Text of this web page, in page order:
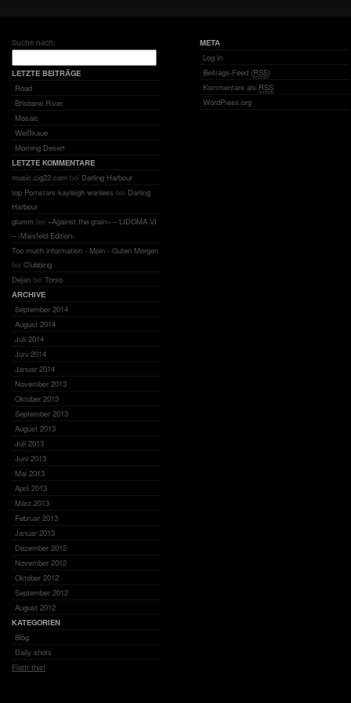
Suche nach:
LETZTE BEITRÄGE
Road
Brisbane River
Mosaic
Weißkaue
Morning Desert
LETZTE KOMMENTARE
music.cig22.com bei Darling Harbour
top Pornstars kayleigh wanless bei Darling
Harbour
glumm bei «Against the grain» – LIDOMA VI
– ‹Maisfeld Edition›
Too much information - Moin - Guten Morgen
bei Clubbing
Dejan bei Torso
ARCHIVE
September 2014
August 2014
Juli 2014
Juni 2014
Januar 2014
November 2013
Oktober 2013
September 2013
August 2013
Juli 2013
Juni 2013
Mai 2013
April 2013
März 2013
Februar 2013
Januar 2013
Dezember 2012
November 2012
Oktober 2012
September 2012
August 2012
KATEGORIEN
Blog
Daily shots
Flattr this!
META
Log in
Beitrags-Feed (RSS)
Kommentare als RSS
WordPress.org